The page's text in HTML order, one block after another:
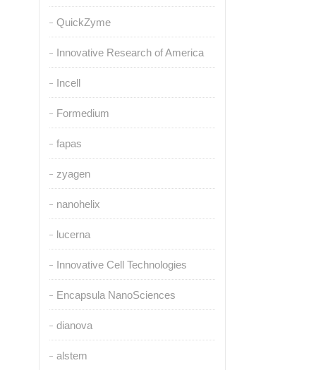
QuickZyme
Innovative Research of America
Incell
Formedium
fapas
zyagen
nanohelix
lucerna
Innovative Cell Technologies
Encapsula NanoSciences
dianova
alstem